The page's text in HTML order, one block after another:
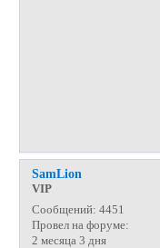
SamLion
VIP
Сообщений: 4451
Провел на форуме:
2 месяца 3 дня